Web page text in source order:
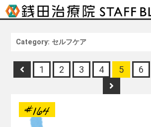
Category: セルフケア
1 2 3 4 5 6
#164